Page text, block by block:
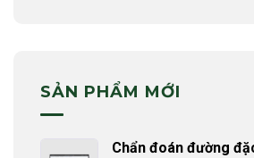
SẢN PHẨM MỚI
Chẩn đoán đường